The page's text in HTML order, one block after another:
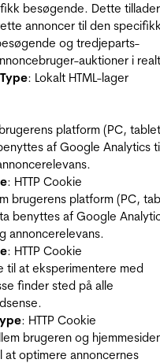
besøgende. Dette tillader
annoncer til den
og tredjeparts-
auktioner i
Type: Lokalt HTML-lager
platform (PC,
af Google Analytics
: HTTP Cookie
brugerens platform (PC,
benyttes af Google
annoncerelevans.
: HTTP Cookie
til at eksperimentere med
finder sted på alle
: HTTP Cookie
brugeren og
optimere annoncernes